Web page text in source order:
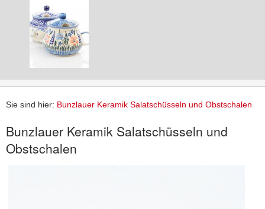
Sie sind hier: Bunzlauer Keramik Salatschüsseln und Obstschalen
Bunzlauer Keramik Salatschüsseln und
Obstschalen